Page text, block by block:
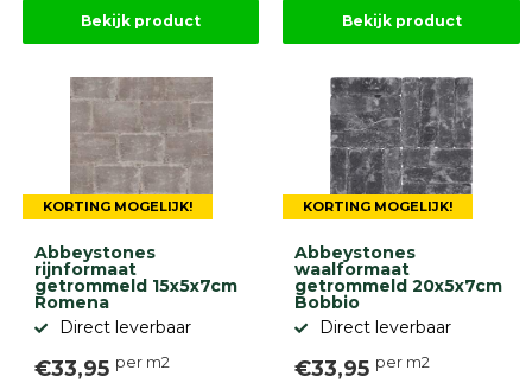
Bekijk product Bekijk product
KORTING MOGELIJK!
Abbeystones
rijnformaat
getrommeld 15x5x7cm
Romena
Direct leverbaar
€33,95 per m2
KORTING MOGELIJK!
Abbeystones
waalformaat
getrommeld 20x5x7cm
Bobbio
Direct leverbaar
€33,95 per m2